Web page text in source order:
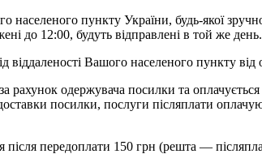
пункту України, будь-якої
до 12:00, будуть відправлені в той же день.
віддаленості Вашого населеного пункту від
рахунок одержувача посилки та
посилки, послуги післяплати
передоплати 150 грн (решта —